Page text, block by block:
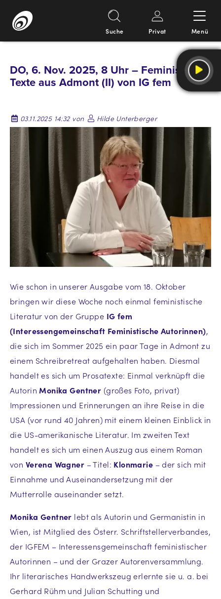
Inhalt
Suche Privat Menü
DO, 6. Nov. 2025, 8 Uhr – Feministische
Texte aus Admont (II) von IG fem
03.11.2025 14:32 von Hilde Unterberger
Wie schon in unserer Ausgabe vom 18. Oktober
bringen wir diese Woche noch einmal feministische
Literatur von der Gruppe IG fem
(Interessengemeinschaft Feministische Autorinnen),
die sich im Sommer 2025 ein paar Tage in Admont zu
einem Schreibretreat aufgehalten haben. Diesmal
handelt es sich um Prosatexte: Einmal verknüpft die
Autorin Monika Gentner (großes Foto, privat)
Impressionen und Erinnerungen an ihre Reise in die
USA (vor rund 40 Jahren) mit einem kleinen Einblick in
die US-amerikanische Literatur. Im zweiten Text
handelt es sich um einen Auszug aus einem Roman
von Verena Wagner – Titel: Klonmarie – der sich mit
Einnahme und Auseinandersetzung mit der
Mutterrolle auseinander setzt.
Monika Gentner lebt als Autorin und Germanistin in
Wien, ist Mitglied des Österr. Schriftstellerverbandes,
der IGFEM – Interessensgemeinschaft feministischer
Autorinnen – und der Grazer Autorenversammlung.
Ihr literarisches Handwerkszeug erlernte sie u. a. bei
Gerhard Rühm und Julian Schutting und